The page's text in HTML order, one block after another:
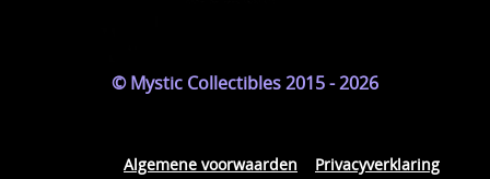
© Mystic Collectibles 2015 - 2026
Algemene voorwaarden Privacyverklaring